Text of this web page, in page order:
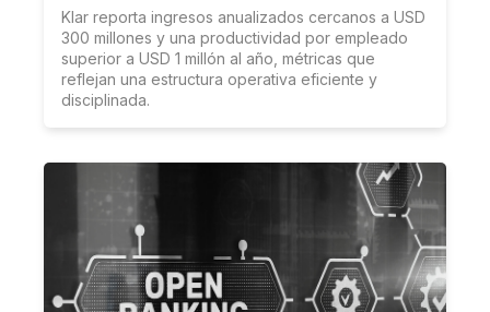
Klar reporta ingresos anualizados cercanos a USD
300 millones y una productividad por empleado
superior a USD 1 millón al año, métricas que
reflejan una estructura operativa eficiente y
disciplinada.